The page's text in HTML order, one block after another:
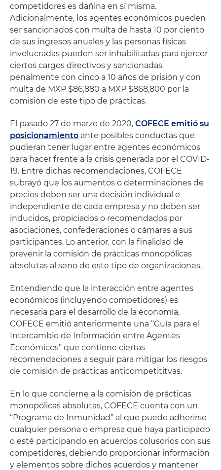
competidores es dañina en sí misma.
Adicionalmente, los agentes económicos pueden
ser sancionados con multa de hasta 10 por ciento
de sus ingresos anuales y las personas físicas
involucradas pueden ser inhabilitadas para ejercer
ciertos cargos directivos y sancionadas
penalmente con cinco a 10 años de prisión y con
multa de MXP $86,880 a MXP $868,800 por la
comisión de este tipo de prácticas.
El pasado 27 de marzo de 2020, COFECE emitió su
posicionamiento ante posibles conductas que
pudieran tener lugar entre agentes económicos
para hacer frente a la crisis generada por el COVID-
19. Entre dichas recomendaciones, COFECE
subrayó que los aumentos o determinaciones de
precios deben ser una decisión individual e
independiente de cada empresa y no deben ser
inducidos, propiciados o recomendados por
asociaciones, confederaciones o cámaras a sus
participantes. Lo anterior, con la finalidad de
prevenir la comisión de prácticas monopólicas
absolutas al seno de este tipo de organizaciones.
Entendiendo que la interacción entre agentes
económicos (incluyendo competidores) es
necesaria para el desarrollo de la economía,
COFECE emitió anteriormente una “Guía para el
Intercambio de Información entre Agentes
Económicos” que contiene ciertas
recomendaciones a seguir para mitigar los riesgos
de comisión de prácticas anticompetititvas.
En lo que concierne a la comisión de prácticas
monopólicas absolutas, COFECE cuenta con un
“Programa de Inmunidad” al que puede adherirse
cualquier persona o empresa que haya participado
o esté participando en acuerdos colusorios con sus
competidores, debiendo proporcionar información
y elementos sobre dichos acuerdos y mantener